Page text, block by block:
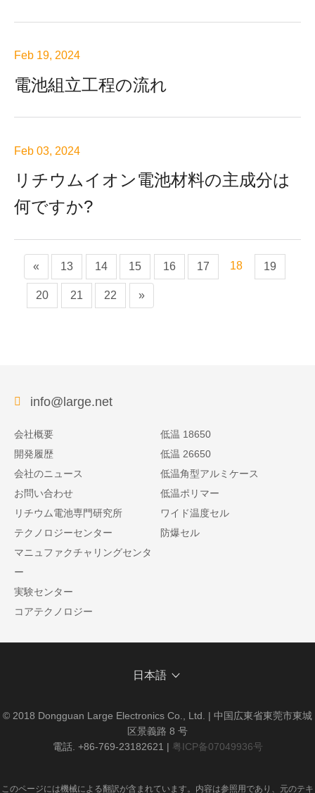
Feb 19, 2024
電池組立工程の流れ
Feb 03, 2024
リチウムイオン電池材料の主成分は
何ですか?
« 13 14 15 16 17 18 19
20 21 22 »
info@large.net
会社概要
開発履歴
会社のニュース
お問い合わせ
リチウム電池専門研究所
テクノロジーセンター
マニュファクチャリングセンタ
ー
実験センター
コアテクノロジー
低温 18650
低温 26650
低温角型アルミケース
低温ポリマー
ワイド温度セル
防爆セル
日本語
© 2018 Dongguan Large Electronics Co., Ltd. | 中国広東省東莞市東城
区景義路 8 号
電話. +86-769-23182621 | 粤ICP备07049936号
このページには機械による翻訳が含まれています。内容は参照用であり、元のテキ